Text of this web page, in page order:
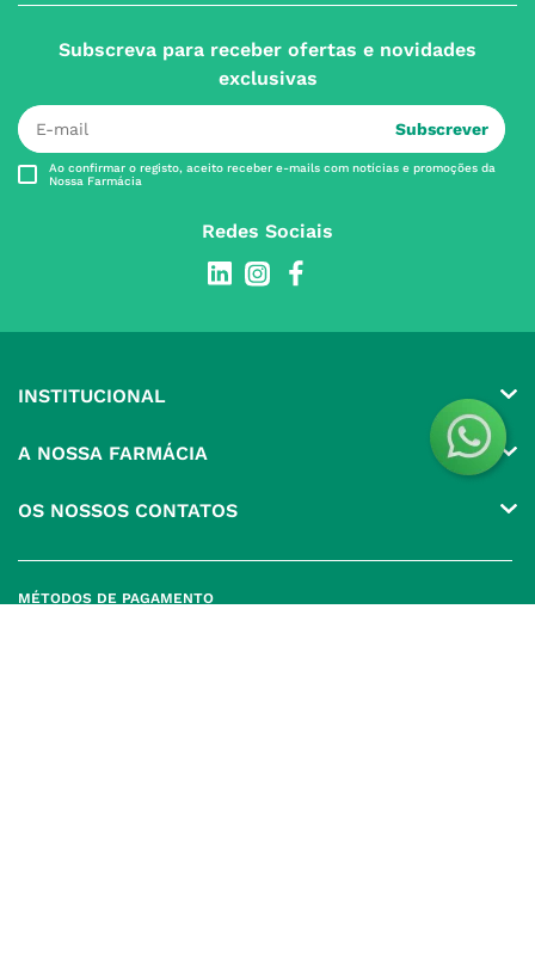
Subscreva para receber ofertas e novidades
exclusivas
Subscrever
Ao confirmar o registo, aceito receber e-mails com notícias e promoções da
Nossa Farmácia
Redes Sociais
INSTITUCIONAL
Produtos Favoritos
A NOSSA FARMÁCIA
OS NOSSOS CONTATOS
MÉTODOS DE PAGAMENTO